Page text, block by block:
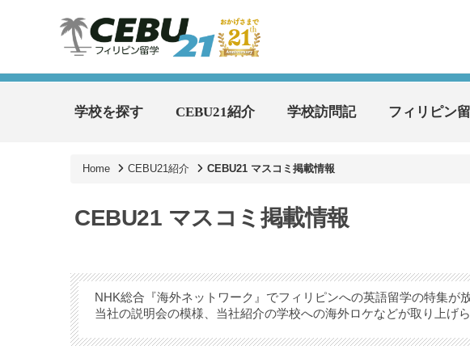
学校を探す CEBU21紹介 学校訪問記 フィリピン
Home CEBU21紹介 CEBU21 マスコミ掲載情報
CEBU21 マスコミ掲載情報
NHK総合『海外ネットワーク』でフィリピンへの英語留学の特集が
当社の説明会の模様、当社紹介の学校への海外ロケなどが取り上げ